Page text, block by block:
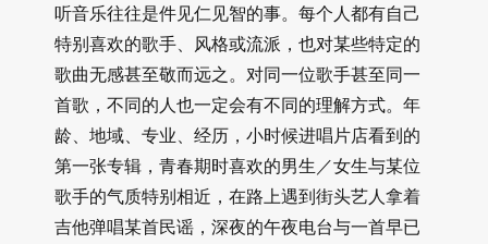
听音乐往往是件见仁见智的事。每个人都有自己
特别喜欢的歌手、风格或流派，也对某些特定的
歌曲无感甚至敬而远之。对同一位歌手甚至同一
首歌，不同的人也一定会有不同的理解方式。年
龄、地域、专业、经历，小时候进唱片店看到的
第一张专辑，青春期时喜欢的男生／女生与某位
歌手的气质特别相近，在路上遇到街头艺人拿着
吉他弹唱某首民谣，深夜的午夜电台与一首早已